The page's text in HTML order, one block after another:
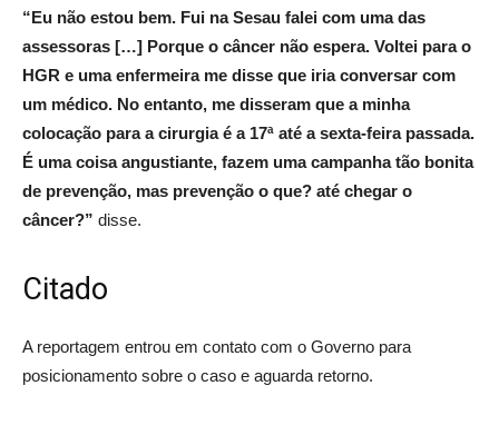
“Eu não estou bem. Fui na Sesau falei com uma das
assessoras […] Porque o câncer não espera. Voltei para o
HGR e uma enfermeira me disse que iria conversar com
um médico. No entanto, me disseram que a minha
colocação para a cirurgia é a 17ª até a sexta-feira passada.
É uma coisa angustiante, fazem uma campanha tão bonita
de prevenção, mas prevenção o que? até chegar o
câncer?” disse.
Citado
A reportagem entrou em contato com o Governo para
posicionamento sobre o caso e aguarda retorno.